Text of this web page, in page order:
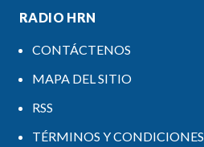
RADIO HRN
CONTÁCTENOS
MAPA DEL SITIO
RSS
TÉRMINOS Y CONDICIONES